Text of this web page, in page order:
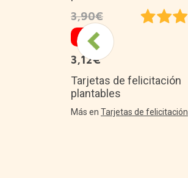
3,90€
20%
3,12€
Tarjetas de felicitación
plantables
Más en Tarjetas de felicitación